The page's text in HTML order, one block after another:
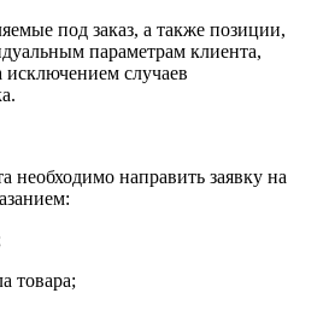
под заказ, а также позиции,
параметрам клиента,
исключением случаев
необходимо направить заявку на
товара;